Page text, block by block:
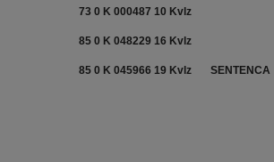
73 0 K 000487 10 Kvlz
85 0 K 048229 16 Kvlz
85 0 K 045966 19 Kvlz SENTENCA